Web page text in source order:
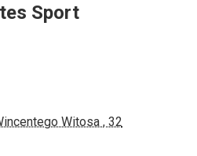
Sport
Witosa , 32